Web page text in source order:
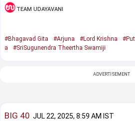
TEAM UDAYAVANI
#Bhagavad Gita #Arjuna #Lord Krishna
a
#SriSugunendra Theertha Swamiji
ADVERTISEMENT
BIG 40 JUL 22, 2025, 8:59 AM IST